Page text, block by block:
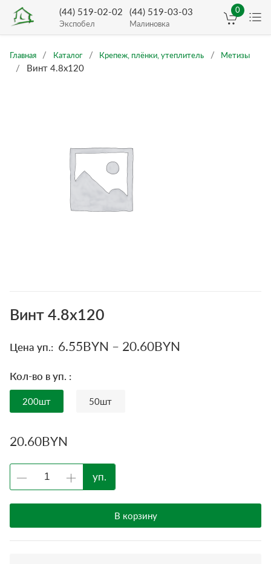
(44) 519-02-02
Экспобел
(44) 519-03-03
Малиновка
0
Главная Каталог Крепеж, плёнки, утеплитель Метизы
Винт 4.8х120
Винт 4.8х120
Цена уп.: 6.55BYN – 20.60BYN
Кол-во в уп. :
200шт 50шт
20.60BYN
уп.
В корзину